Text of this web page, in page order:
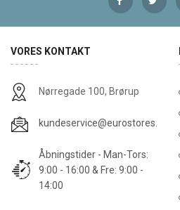
VORES KONTAKT
Nørregade 100, Brørup
kundeservice@eurostores.dk
Åbningstider - Man-Tors:
9:00 - 16:00 & Fre: 9:00 -
14:00